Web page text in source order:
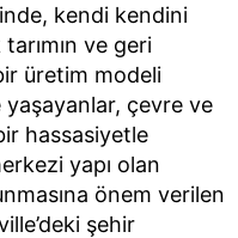
kendi kendini
ve geri
üretim modeli
çevre ve
hassasiyetle
yapı olan
önem verilen
şehir